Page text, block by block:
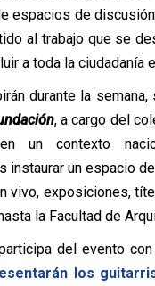
espacios de
al trabajo que se
a toda la ciudadanía
durante la
, a cargo del
en un contexto
instaurar un espacio
vivo, exposiciones,
la Facultad de
del evento
los